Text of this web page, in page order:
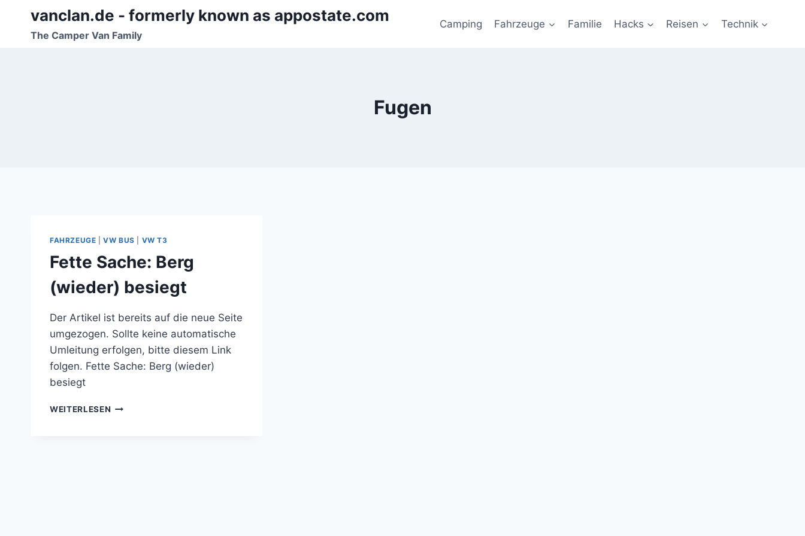
springen
vanclan.de - formerly known as appostate.com
The Camper Van Family
Camping Fahrzeuge Familie Hacks Reisen Technik
Fugen
FAHRZEUGE |VW BUS VW T3
Fette Sache: Berg
(wieder) besiegt
Der Artikel ist bereits auf die neue Seite
umgezogen. Sollte keine automatische
Umleitung erfolgen, bitte diesem Link
folgen. Fette Sache: Berg (wieder)
besiegt
WEITERLESEN FETTE